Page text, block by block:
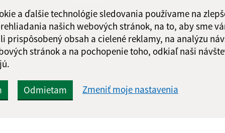
a ďalšie technológie sledovania používame na
našich webových stránok, na to, aby sme
prispôsobený obsah a cielené reklamy, na analýzu
stránok a na pochopenie toho, odkiaľ naši
Odmietam Zmeniť moje nastavenia
Google reCaptcha Response
Odoslať
správu